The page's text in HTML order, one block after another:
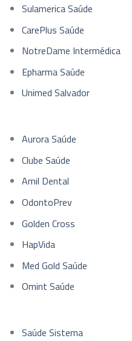
Sulamerica Saúde
CarePlus Saúde
NotreDame Intermédica
Epharma Saúde
Unimed Salvador
Aurora Saúde
Clube Saúde
Amil Dental
OdontoPrev
Golden Cross
HapVida
Med Gold Saúde
Omint Saúde
Saúde Sistema